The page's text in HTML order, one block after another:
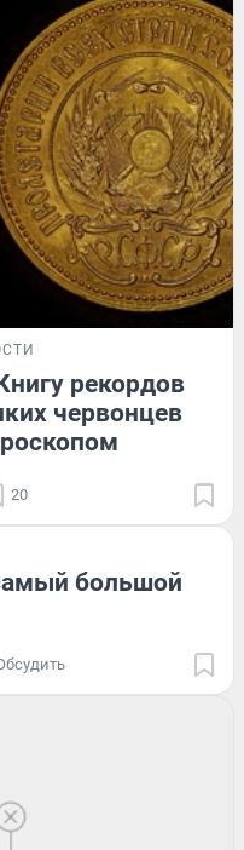
рекордов
червонцев
20
большой